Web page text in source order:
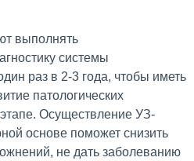
выполнять
системы
раз в 2-3 года, чтобы иметь
патологических
Осуществление УЗ-
основе поможет снизить
не дать заболеванию